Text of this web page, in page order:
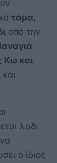
τάμα,
από την
Κω και
λάδι
ο ίδιος